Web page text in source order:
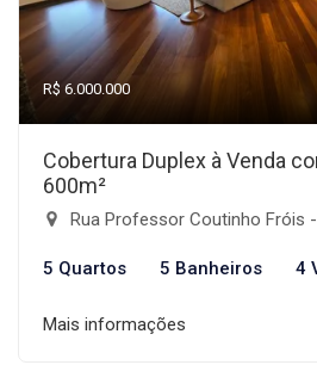
R$ 6.000.000
Cobertura Duplex à Venda
600m²
Rua Professor Coutinho Fróis - Barra
5 Quartos 5 Banheiros 4
Mais informações